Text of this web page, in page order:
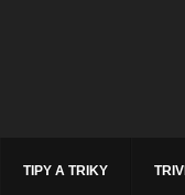
TIPY A TRIKY